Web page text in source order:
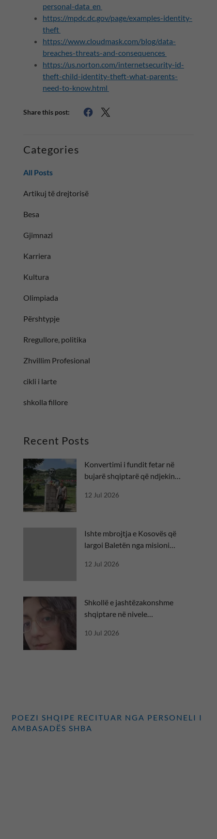
personal-data_en
https://mpdc.dc.gov/page/examples-identity-
theft
https://www.cloudmask.com/blog/data-
breaches-threats-and-consequences
https://us.norton.com/internetsecurity-id-
theft-child-identity-theft-what-parents-
need-to-know.html
Share this post:
Categories
All Posts
Artikuj të drejtorisë
Besa
Gjimnazi
Karriera
Kultura
Olimpiada
Përshtypje
Rregullore, politika
Zhvillim Profesional
cikli i larte
shkolla fillore
Recent Posts
Konvertimi i fundit fetar në
bujarë shqiptarë që ndjekin
12 Jul 2026
Ishte mbrojtja e Kosovës që
largoi Baletën nga misioni
12 Jul 2026
Shkollë e jashtëzakonshme
shqiptare në nivele
10 Jul 2026
POEZI SHQIPE RECITUAR NGA PERSONELI I
AMBASADËS SHBA